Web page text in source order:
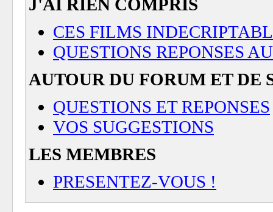
J'AI RIEN COMPRIS
CES FILMS
QUESTIONS REPONSES
AUTOUR DU FORUM ET DE
QUESTIONS ET REPONSES
VOS SUGGESTIONS
LES MEMBRES
PRESENTEZ-VOUS !